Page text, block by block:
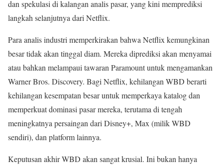
dan spekulasi di kalangan analis pasar, yang kini memprediksi
langkah selanjutnya dari Netflix.
Para analis industri memperkirakan bahwa Netflix kemungkinan
besar tidak akan tinggal diam. Mereka diprediksi akan menyamai
atau bahkan melampaui tawaran Paramount untuk mengamankan
Warner Bros. Discovery. Bagi Netflix, kehilangan WBD berarti
kehilangan kesempatan besar untuk memperkaya katalog dan
memperkuat dominasi pasar mereka, terutama di tengah
meningkatnya persaingan dari Disney+, Max (milik WBD
sendiri), dan platform lainnya.
Keputusan akhir WBD akan sangat krusial. Ini bukan hanya